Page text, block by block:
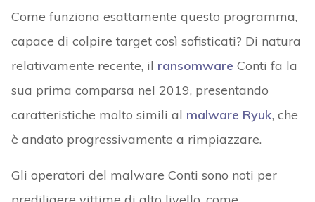
Come funziona esattamente questo programma,
capace di colpire target così sofisticati? Di natura
relativamente recente, il ransomware Conti fa la
sua prima comparsa nel 2019, presentando
caratteristiche molto simili al malware Ryuk, che
è andato progressivamente a rimpiazzare.
Gli operatori del malware Conti sono noti per